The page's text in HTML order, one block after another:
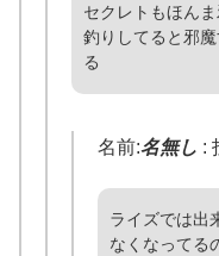
セクレトもほん
釣りしてると邪
る
名前:名無し :
ライズでは出
なくなってる